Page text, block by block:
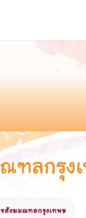
ฑลกรุ
สังฆมณฑลกรุงเทพฯ